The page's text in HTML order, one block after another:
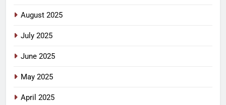
August 2025
July 2025
June 2025
May 2025
April 2025